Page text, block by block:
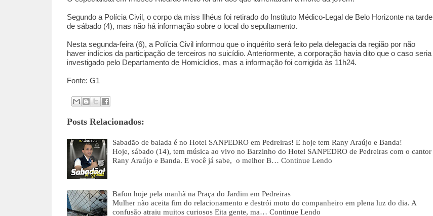
Segundo a Polícia Civil, o corpo da miss Ilhéus foi retirado do Instituto Médico-Legal de Belo Horizonte na tarde
de sábado (4), mas não há informação sobre o local do sepultamento.
Nesta segunda-feira (6), a Polícia Civil informou que o inquérito será feito pela delegacia da região por não
haver indícios da participação de terceiros no suicídio. Anteriormente, a corporação havia dito que o caso seria
investigado pelo Departamento de Homicídios, mas a informação foi corrigida às 11h24.
Fonte: G1
Posts Relacionados:
Sabadão de balada é no Hotel SANPEDRO em Pedreiras! E hoje tem Rany Araújo e Banda!
Hoje, sábado (14), tem música ao vivo no Barzinho do Hotel SANPEDRO de Pedreiras com o cantor
Rany Araújo e Banda. E você já sabe, o melhor B… Continue Lendo
Bafon hoje pela manhã na Praça do Jardim em Pedreiras
Mulher não aceita fim do relacionamento e destrói moto do companheiro em plena luz do dia. A
confusão atraiu muitos curiosos Eita gente, ma… Continue Lendo